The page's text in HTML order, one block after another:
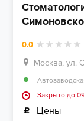
0.0
Москва, ул.
Закрыто до
Цены